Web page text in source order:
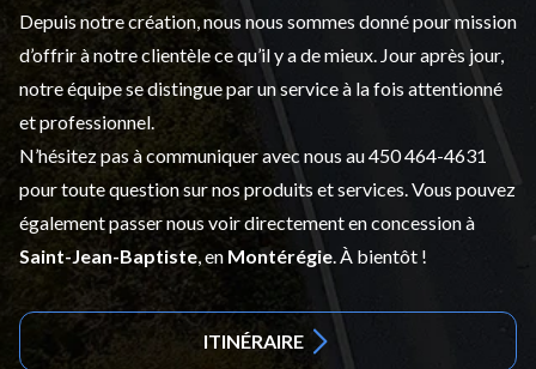
Depuis notre création, nous nous sommes donné pour mission
d’offrir à notre clientèle ce qu’il y a de mieux. Jour après jour,
notre équipe se distingue par un service à la fois attentionné
et professionnel.
N’hésitez pas à communiquer avec nous au450 464-4631
pour toute question sur nos produits et services. Vous pouvez
également passer nous voir directement en concession à
Saint-Jean-Baptiste , en Montérégie . À bientôt !
ITINÉRAIRE